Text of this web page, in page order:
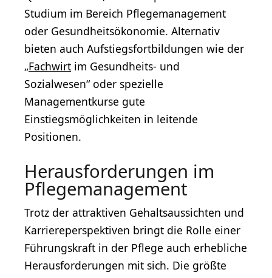
Studium im Bereich Pflegemanagement
oder Gesundheitsökonomie. Alternativ
bieten auch Aufstiegsfortbildungen wie der
„Fachwirt im Gesundheits- und
Sozialwesen“ oder spezielle
Managementkurse gute
Einstiegsmöglichkeiten in leitende
Positionen.
Herausforderungen im
Pflegemanagement
Trotz der attraktiven Gehaltsaussichten und
Karriereperspektiven bringt die Rolle einer
Führungskraft in der Pflege auch erhebliche
Herausforderungen mit sich. Die größte